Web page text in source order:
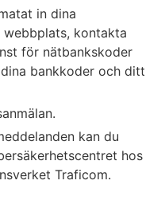
in dina
kontakta
för nätbankskoder
bankkoder och ditt
kan du
hos
Traficom.